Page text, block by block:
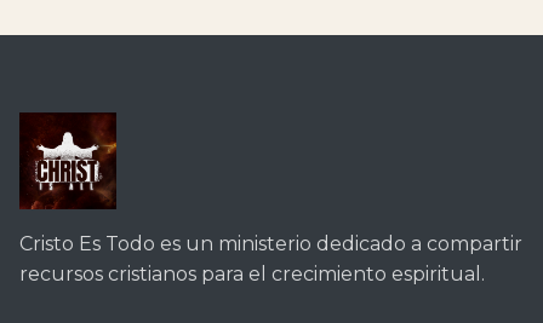
Cristo Es Todo es un ministerio dedicado a compartir
recursos cristianos para el crecimiento espiritual.